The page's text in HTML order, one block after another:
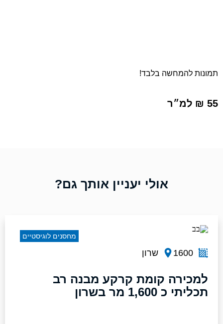
תמונות להמחשה בלבד!
55 ₪ למ״ר
אולי יעניין אותך גם?
1600 שרון
למכירה קומת קרקע מבנה רב
תכליתי כ 1,600 מר בשרון
מחסנים לוגיסטיים